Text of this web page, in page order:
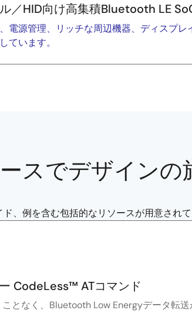
／HID向け高集積Bluetooth LE
電源管理、リッチな周辺機器、ディスプレ
ています。
スでデザインの
、例を含む包括的なリソースが用意され
CodeLess™ ATコマンド
ことなく、Bluetooth Low Energyデータ転